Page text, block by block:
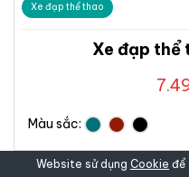
Xe đạp thể thao
Xe đạp thể
Màu sắc:
Website sử dụng Cookie để